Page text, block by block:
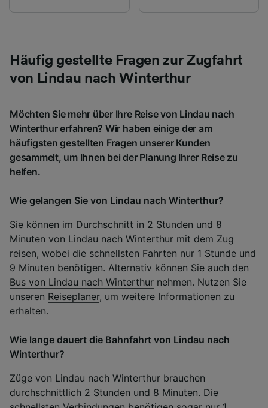
Häufig gestellte Fragen zur Zugfahrt
von Lindau nach Winterthur
Möchten Sie mehr über Ihre Reise von Lindau nach
Winterthur erfahren? Wir haben einige der am
häufigsten gestellten Fragen unserer Kunden
gesammelt, um Ihnen bei der Planung Ihrer Reise zu
helfen.
Wie gelangen Sie von Lindau nach Winterthur?
Sie können im Durchschnitt in 2 Stunden und 8
Minuten von Lindau nach Winterthur mit dem Zug
reisen, wobei die schnellsten Fahrten nur 1 Stunde und
9 Minuten benötigen. Alternativ können Sie auch den
Bus von Lindau nach Winterthur nehmen. Nutzen Sie
unseren Reiseplaner, um weitere Informationen zu
erhalten.
Wie lange dauert die Bahnfahrt von Lindau nach
Winterthur?
Züge von Lindau nach Winterthur brauchen
durchschnittlich 2 Stunden und 8 Minuten. Die